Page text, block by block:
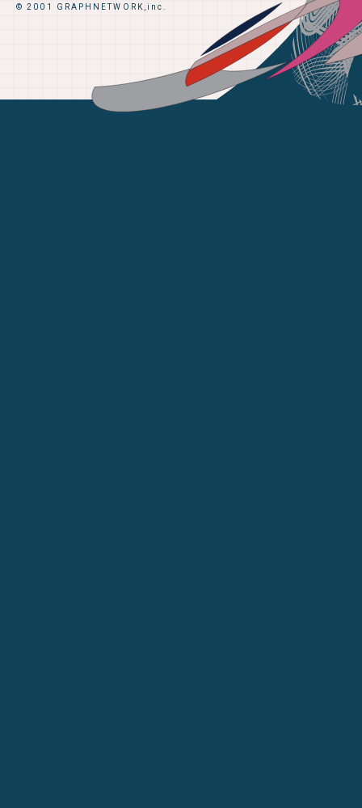
© 2001 GRAPHNETWORK,inc.